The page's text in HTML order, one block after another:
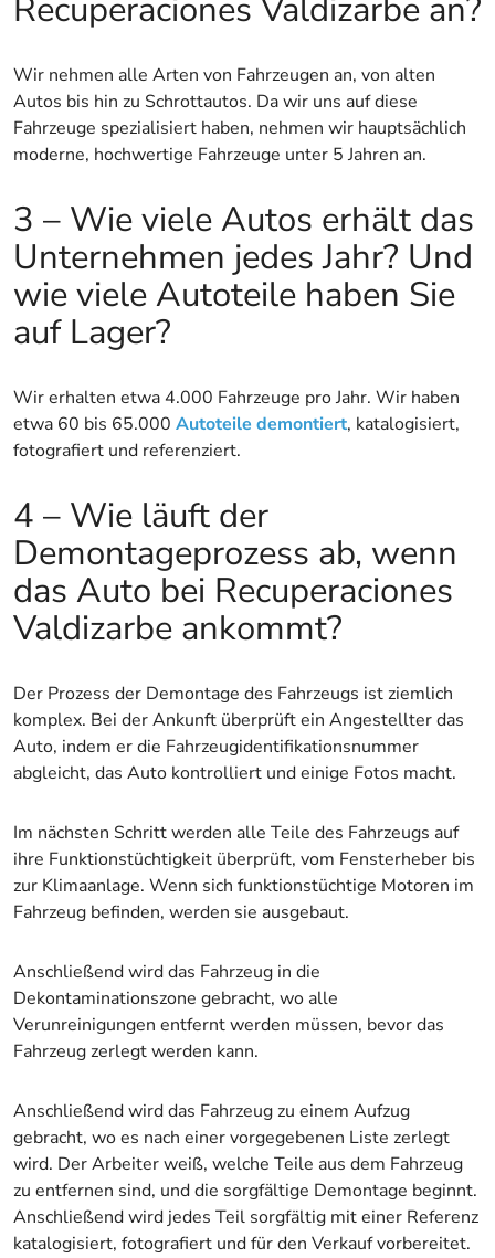
Recuperaciones Valdizarbe an?
Wir nehmen alle Arten von Fahrzeugen an, von alten
Autos bis hin zu Schrottautos. Da wir uns auf diese
Fahrzeuge spezialisiert haben, nehmen wir hauptsächlich
moderne, hochwertige Fahrzeuge unter 5 Jahren an.
3 – Wie viele Autos erhält das
Unternehmen jedes Jahr? Und
wie viele Autoteile haben Sie
auf Lager?
Wir erhalten etwa 4.000 Fahrzeuge pro Jahr. Wir haben
etwa 60 bis 65.000 Autoteile demontiert, katalogisiert,
fotografiert und referenziert.
4 – Wie läuft der
Demontageprozess ab, wenn
das Auto bei Recuperaciones
Valdizarbe ankommt?
Der Prozess der Demontage des Fahrzeugs ist ziemlich
komplex. Bei der Ankunft überprüft ein Angestellter das
Auto, indem er die Fahrzeugidentifikationsnummer
abgleicht, das Auto kontrolliert und einige Fotos macht.
Im nächsten Schritt werden alle Teile des Fahrzeugs auf
ihre Funktionstüchtigkeit überprüft, vom Fensterheber bis
zur Klimaanlage. Wenn sich funktionstüchtige Motoren im
Fahrzeug befinden, werden sie ausgebaut.
Anschließend wird das Fahrzeug in die
Dekontaminationszone gebracht, wo alle
Verunreinigungen entfernt werden müssen, bevor das
Fahrzeug zerlegt werden kann.
Anschließend wird das Fahrzeug zu einem Aufzug
gebracht, wo es nach einer vorgegebenen Liste zerlegt
wird. Der Arbeiter weiß, welche Teile aus dem Fahrzeug
zu entfernen sind, und die sorgfältige Demontage beginnt.
Anschließend wird jedes Teil sorgfältig mit einer Referenz
katalogisiert, fotografiert und für den Verkauf vorbereitet.